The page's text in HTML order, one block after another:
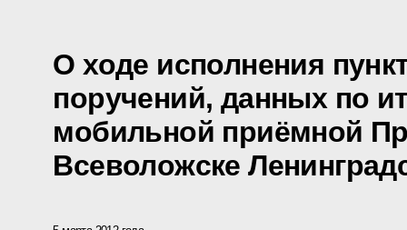
О ходе исполнения
поручений, данных по
мобильной приёмной
Всеволожске